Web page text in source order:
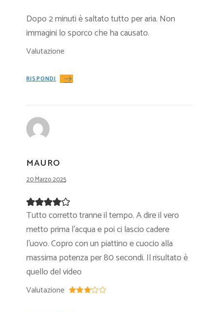
Dopo 2 minuti è saltato tutto per aria. Non
immagini lo sporco che ha causato.
Valutazione
RISPONDI
MAURO
20 Marzo 2025
Tutto corretto tranne il tempo. A dire il vero
metto prima l’acqua e poi ci lascio cadere
l’uovo. Copro con un piattino e cuocio alla
massima potenza per 80 secondi. Il risultato è
quello del video
Valutazione